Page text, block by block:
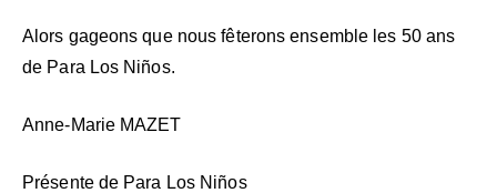
Alors gageons que nous fêterons ensemble les 50 ans
de Para Los Niños.
Anne-Marie MAZET
Présente de Para Los Niños